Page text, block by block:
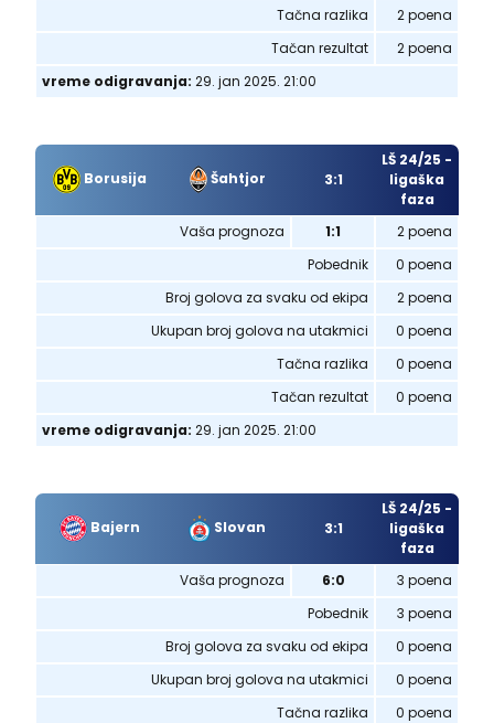
Tačna razlika
2 poena
Tačan rezultat
2 poena
vreme odigravanja: 29. jan 2025. 21:00
Borusija Šahtjor 3:1
LŠ 24/25 -
ligaška
faza
Vaša prognoza
1:1
2 poena
Pobednik
0 poena
Broj golova za svaku od ekipa
2 poena
Ukupan broj golova na utakmici
0 poena
Tačna razlika
0 poena
Tačan rezultat
0 poena
vreme odigravanja: 29. jan 2025. 21:00
Bajern Slovan 3:1
LŠ 24/25 -
ligaška
faza
Vaša prognoza
6:0
3 poena
Pobednik
3 poena
Broj golova za svaku od ekipa
0 poena
Ukupan broj golova na utakmici
0 poena
Tačna razlika
0 poena